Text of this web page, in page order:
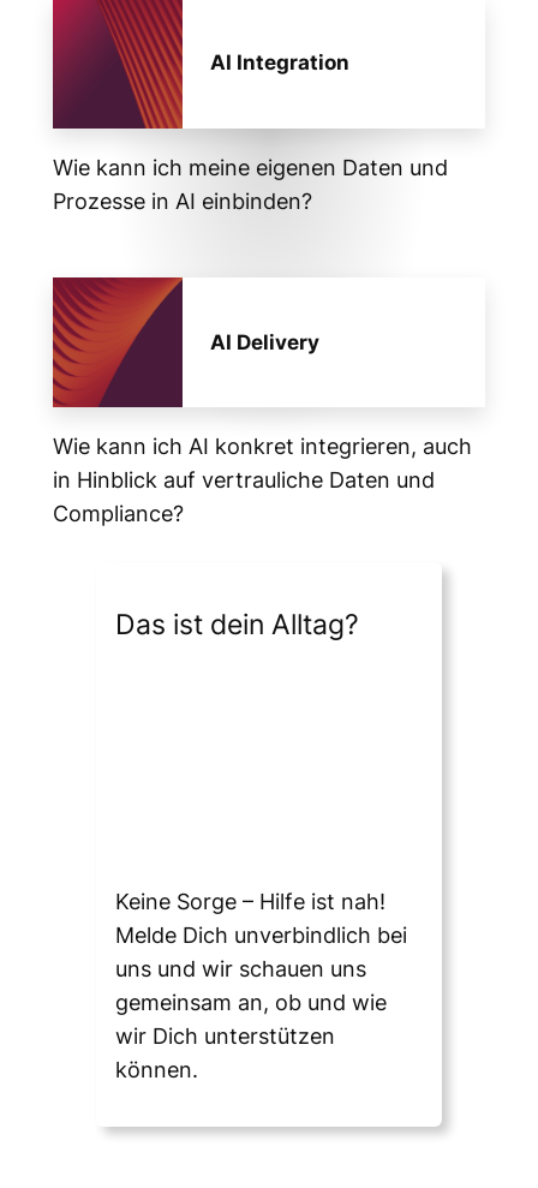
AI Integration
Wie kann ich meine eigenen Daten und
Prozesse in AI einbinden?
AI Delivery
Wie kann ich AI konkret integrieren, auch
in Hinblick auf vertrauliche Daten und
Compliance?
Das ist dein Alltag?
Keine Sorge – Hilfe ist nah!
Melde Dich unverbindlich bei
uns und wir schauen uns
gemeinsam an, ob und wie
wir Dich unterstützen
können.